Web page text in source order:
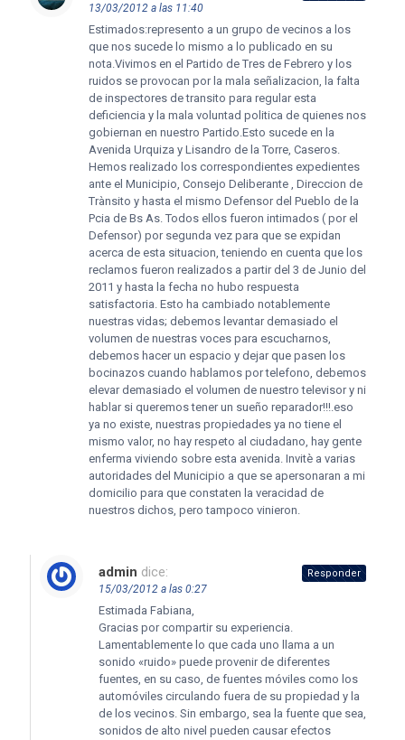
13/03/2012 a las 11:40
Estimados:represento a un grupo de vecinos a los
que nos sucede lo mismo a lo publicado en su
nota.Vivimos en el Partido de Tres de Febrero y los
ruidos se provocan por la mala señalizacion, la falta
de inspectores de transito para regular esta
deficiencia y la mala voluntad politica de quienes nos
gobiernan en nuestro Partido.Esto sucede en la
Avenida Urquiza y Lisandro de la Torre, Caseros.
Hemos realizado los correspondientes expedientes
ante el Municipio, Consejo Deliberante , Direccion de
Trànsito y hasta el mismo Defensor del Pueblo de la
Pcia de Bs As. Todos ellos fueron intimados ( por el
Defensor) por segunda vez para que se expidan
acerca de esta situacion, teniendo en cuenta que los
reclamos fueron realizados a partir del 3 de Junio del
2011 y hasta la fecha no hubo respuesta
satisfactoria. Esto ha cambiado notablemente
nuestras vidas; debemos levantar demasiado el
volumen de nuestras voces para escucharnos,
debemos hacer un espacio y dejar que pasen los
bocinazos cuando hablamos por telefono, debemos
elevar demasiado el volumen de nuestro televisor y ni
hablar si queremos tener un sueño reparador!!!.eso
ya no existe, nuestras propiedades ya no tiene el
mismo valor, no hay respeto al ciudadano, hay gente
enferma viviendo sobre esta avenida. Invitè a varias
autoridades del Municipio a que se apersonaran a mi
domicilio para que constaten la veracidad de
nuestros dichos, pero tampoco vinieron.
admin dice:
15/03/2012 a las 0:27
Estimada Fabiana,
Gracias por compartir su experiencia.
Lamentablemente lo que cada uno llama a un
sonido «ruido» puede provenir de diferentes
fuentes, en su caso, de fuentes móviles como los
automóviles circulando fuera de su propiedad y la
de los vecinos. Sin embargo, sea la fuente que sea,
sonidos de alto nivel pueden causar efectos
Responder